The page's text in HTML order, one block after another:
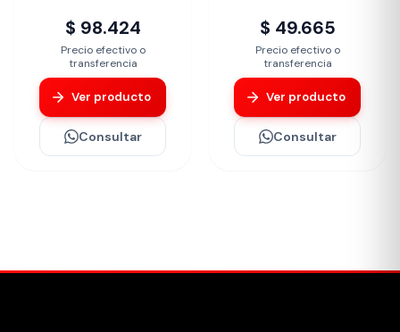
$ 98.424
Precio efectivo o
transferencia
Ver producto
Consultar
$ 49.665
Precio efectivo o
transferencia
Ver producto
Consultar